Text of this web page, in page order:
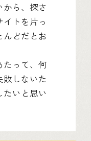
ら、探さ
トを片っ
どだとお
たって、何
しないた
たいと思い